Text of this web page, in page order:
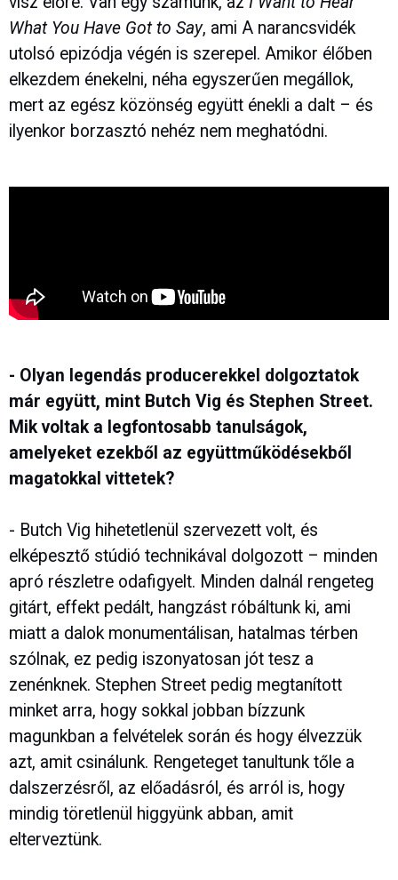
What You Have Got to Say, ami A narancsvidék
utolsó epizódja végén is szerepel. Amikor élőben
elkezdem énekelni, néha egyszerűen megállok,
mert az egész közönség együtt énekli a dalt – és
ilyenkor borzasztó nehéz nem meghatódni.
- Olyan legendás producerekkel dolgoztatok
már együtt, mint Butch Vig és Stephen Street.
Mik voltak a legfontosabb tanulságok,
amelyeket ezekből az együttműködésekből
magatokkal vittetek?
- Butch Vig hihetetlenül szervezett volt, és
elképesztő stúdió technikával dolgozott – minden
apró részletre odafigyelt. Minden dalnál rengeteg
gitárt, effekt pedált, hangzást róbáltunk ki, ami
miatt a dalok monumentálisan, hatalmas térben
szólnak, ez pedig iszonyatosan jót tesz a
zenénknek. Stephen Street pedig megtanított
minket arra, hogy sokkal jobban bízzunk
magunkban a felvételek során és hogy élvezzük
azt, amit csinálunk. Rengeteget tanultunk tőle a
dalszerzésről, az előadásról, és arról is, hogy
mindig töretlenül higgyünk abban, amit
elterveztünk.